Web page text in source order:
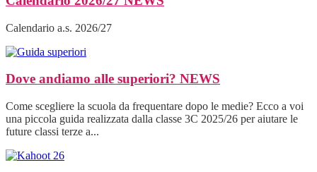
Calendario a.s. 2026/27
Dove andiamo alle superiori? NEWS
Come scegliere la scuola da frequentare dopo le medie? Ecco a voi
una piccola guida realizzata dalla classe 3C 2025/26 per aiutare le
future classi terze a...